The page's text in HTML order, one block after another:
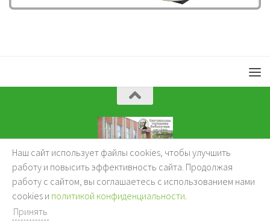
KuzBibliok © 2026.
Наш сайт использует файлы cookies, чтобы улучшить
работу и повысить эффективность сайта. Продолжая
работу с сайтом, вы соглашаетесь с использованием нами
cookies и политикой конфиденциальности.
Принять